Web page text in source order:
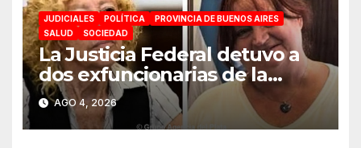
JUDICIALES POLÍTICA
PROVINCIA DE BUENOS AIRES
SALUD
SOCIEDAD
La Justicia Federal detuvo a
dos exfuncionarias de la
ANMAT y el INAME por la
causa del fentanilo
contaminado
AGO 4, 2026